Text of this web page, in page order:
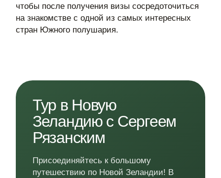
чтобы после получения визы сосредоточиться
на знакомстве с одной из самых интересных
стран Южного полушария.
Тур в Новую
Зеландию с Сергеем
Рязанским
Присоединяйтесь к большому
путешествию по Новой Зеландии! В